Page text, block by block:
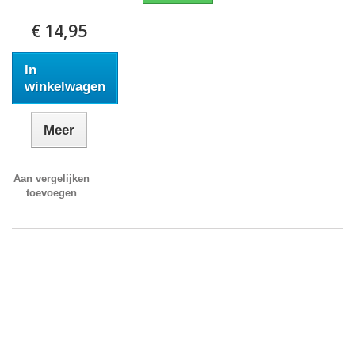
€ 14,95
In
winkelwagen
Meer
Aan vergelijken
toevoegen